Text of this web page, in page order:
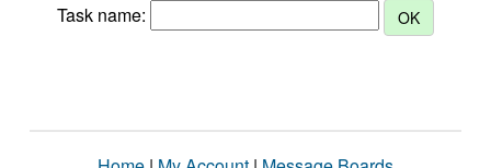
Task name: